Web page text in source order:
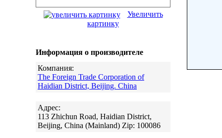
Увеличить
картинку
Информация о производителе
Компания:
The Foreign Trade Corporation of
Haidian District, Beijing. China
Адрес:
113 Zhichun Road, Haidian District,
Beijing, China (Mainland) Zip: 100086